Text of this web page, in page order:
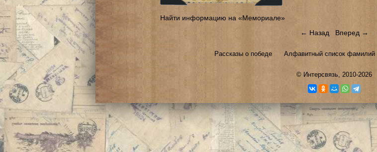
Найти информацию на «Мемориале»
← Назад Вперед →
Рассказы о победе Алфавитный список фамилий
© Интерсвязь, 2010-2026